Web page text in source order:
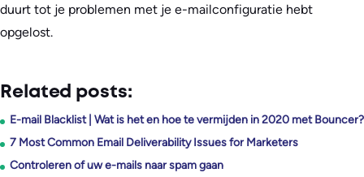
duurt tot je problemen met je e-mailconfiguratie hebt
opgelost.
Related posts:
E-mail Blacklist | Wat is het en hoe te vermijden in 2020 met Bouncer?
7 Most Common Email Deliverability Issues for Marketers
Controleren of uw e-mails naar spam gaan